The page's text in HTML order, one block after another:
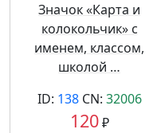
Значок «Карта и
колокольчик» с
именем, классом,
школой …
ID: 138CN: 32006
120₽